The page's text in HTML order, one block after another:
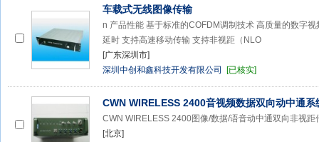
车载式无线图像传输
n 产品性能 基于标准的COFDM调制技术 高质量的数字
延时 支持高速移动传输 支持非视距（NLO
[广东深圳市]
深圳中创和鑫科技开发有限公司
[已核实]
CWN WIRELESS 2400音视频数据双向动中通系
CWN WIRELESS 2400图像/数据/语音动中通双向非视
[北京]